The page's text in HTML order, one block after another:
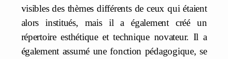
visibles des thèmes différents de ceux qui étaient
alors institués, mais il a également créé un
répertoire esthétique et technique novateur. Il a
également assumé une fonction pédagogique, se